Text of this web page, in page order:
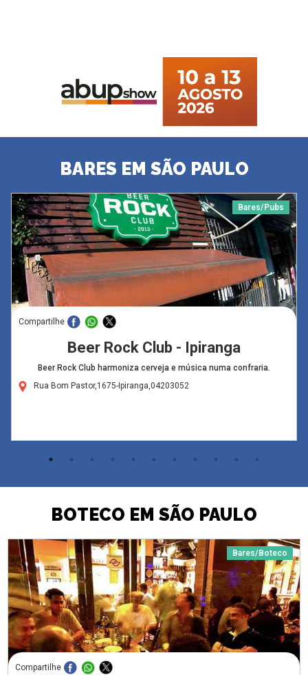
BARES EM SÃO PAULO
Bares/Pubs
Compartilhe
Beer Rock Club - Ipiranga
Beer Rock Club harmoniza cerveja e música numa confraria.
Rua Bom Pastor,1675-Ipiranga,04203052
BOTECO EM SÃO PAULO
Bares/Boteco
Compartilhe